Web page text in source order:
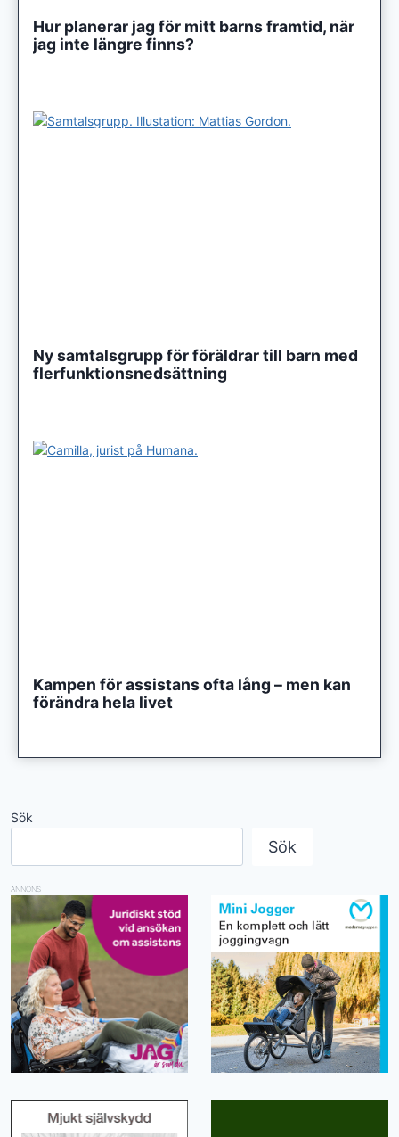
Hur planerar jag för mitt barns framtid, när
jag inte längre finns?
Ny samtalsgrupp för föräldrar till barn med
flerfunktionsnedsättning
Kampen för assistans ofta lång – men kan
förändra hela livet
Sök
Sök
ANNONS